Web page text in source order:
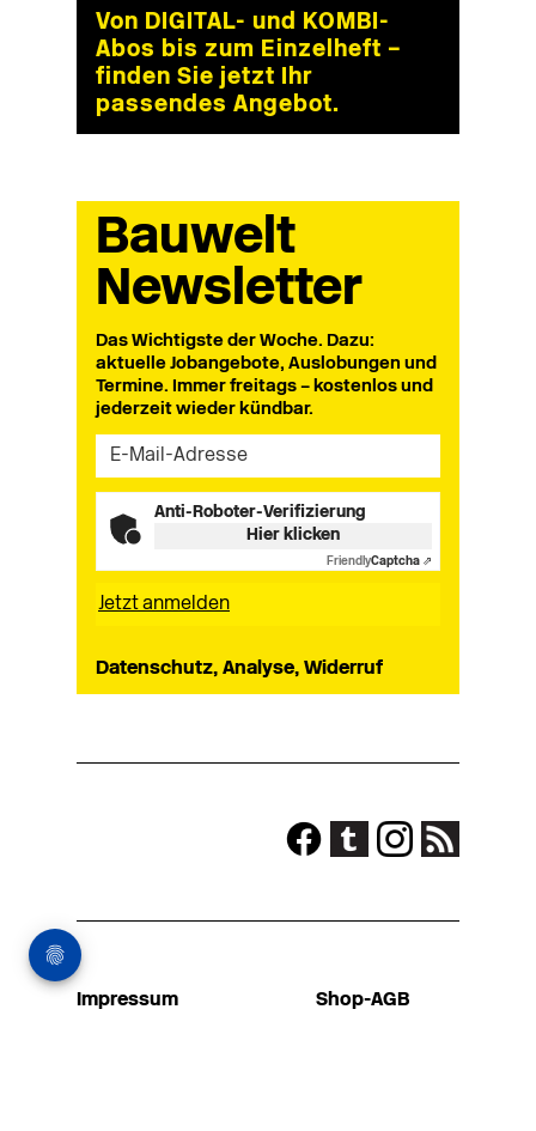
Von DIGITAL- und KOMBI-
Abos bis zum Einzelheft –
finden Sie jetzt Ihr
passendes Angebot.
Bauwelt
Newsletter
Das Wichtigste der Woche. Dazu:
aktuelle Jobangebote, Auslobungen und
Termine. Immer freitags – kostenlos und
jederzeit wieder kündbar.
Anti-Roboter-Verifizierung
Hier klicken
FriendlyCaptcha ⇗
Datenschutz, Analyse, Widerruf
Impressum
Shop-AGB